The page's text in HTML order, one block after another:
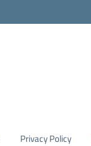
Privacy Policy